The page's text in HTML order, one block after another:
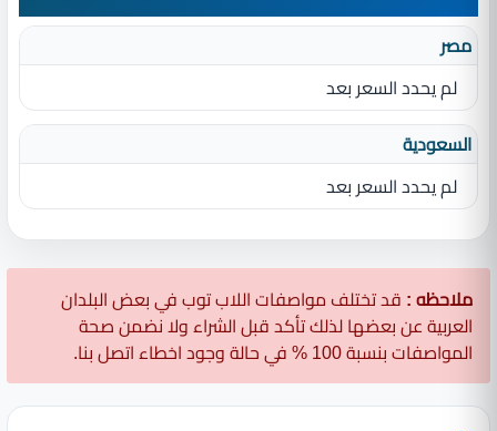
مصر
لم يحدد السعر بعد
السعودية
لم يحدد السعر بعد
ملاحظه : قد تختلف مواصفات اللاب توب في بعض البلدان
العربية عن بعضها لذلك تأكد قبل الشراء ولا نضمن صحة
المواصفات بنسبة 100 % في حالة وجود اخطاء اتصل بنا.